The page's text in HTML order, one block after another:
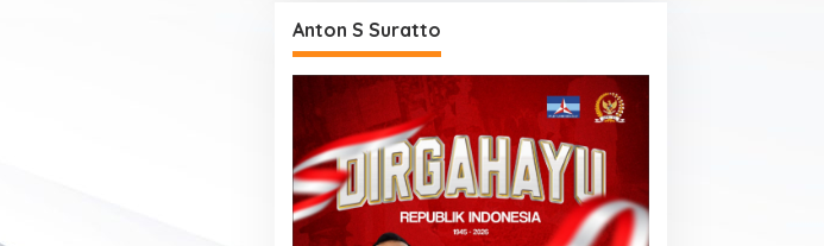
Anton S Suratto